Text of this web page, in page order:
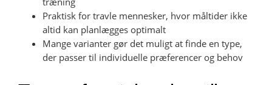
Praktisk for travle mennesker, hvor måltider ikke
altid kan planlægges optimalt
Mange varianter gør det muligt at finde en type,
der passer til individuelle præferencer og behov